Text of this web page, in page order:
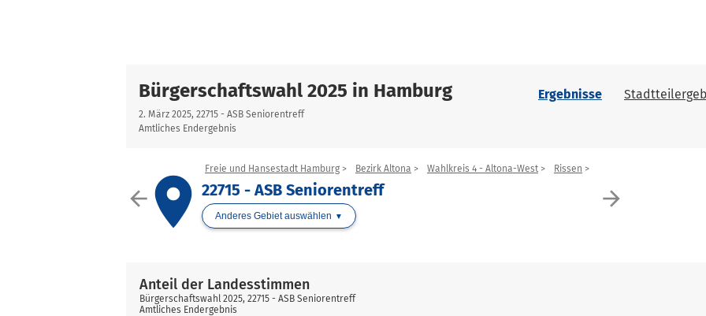
Bürgerschaftswahl 2025 in Hamburg
2. März 2025, 22715 - ASB Seniorentreff
Amtliches Endergebnis
Ergebnisse
arrow_back arrow_forward
place
Freie und Hansestadt Hamburg Bezirk Altona Wahlkreis 4 - Altona-West Rissen
22715 - ASB Seniorentreff
Anderes Gebiet auswählen
Anteil der Landesstimmen
Bürgerschaftswahl 2025, 22715 - ASB Seniorentreff
Amtliches Endergebnis